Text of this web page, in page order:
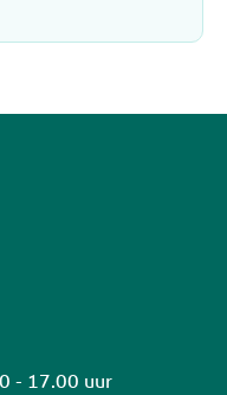
- 17.00 uur